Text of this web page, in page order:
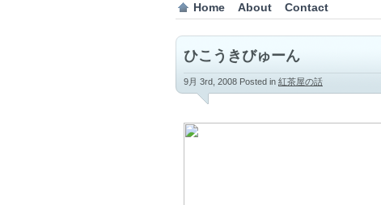
Home About Contact
ひこうきびゅーん
9月 3rd, 2008 Posted in 紅茶屋の話